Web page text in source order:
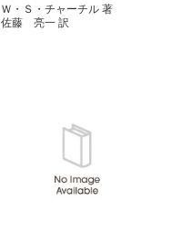
Ｗ・Ｓ・チャーチル 著
佐藤 亮一 訳